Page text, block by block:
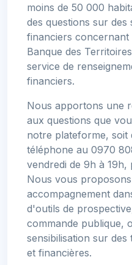
moins de 50 000
des questions sur des
financiers
Banque des
service de
financiers.
Nous apportons une
aux questions que
notre plateforme, soit
téléphone au 0970
vendredi de 9h à
Nous vous
accompagnement
d'outils de
commande publique,
sensibilisation sur des
et financières.